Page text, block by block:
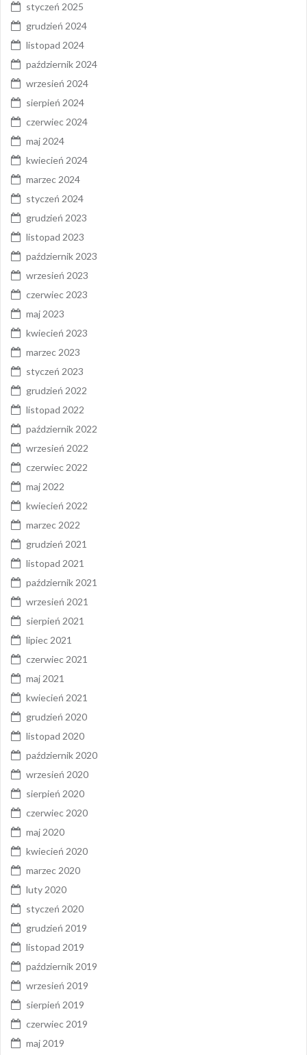
styczeń 2025
grudzień 2024
listopad 2024
październik 2024
wrzesień 2024
sierpień 2024
czerwiec 2024
maj 2024
kwiecień 2024
marzec 2024
styczeń 2024
grudzień 2023
listopad 2023
październik 2023
wrzesień 2023
czerwiec 2023
maj 2023
kwiecień 2023
marzec 2023
styczeń 2023
grudzień 2022
listopad 2022
październik 2022
wrzesień 2022
czerwiec 2022
maj 2022
kwiecień 2022
marzec 2022
grudzień 2021
listopad 2021
październik 2021
wrzesień 2021
sierpień 2021
lipiec 2021
czerwiec 2021
maj 2021
kwiecień 2021
grudzień 2020
listopad 2020
październik 2020
wrzesień 2020
sierpień 2020
czerwiec 2020
maj 2020
kwiecień 2020
marzec 2020
luty 2020
styczeń 2020
grudzień 2019
listopad 2019
październik 2019
wrzesień 2019
sierpień 2019
czerwiec 2019
maj 2019